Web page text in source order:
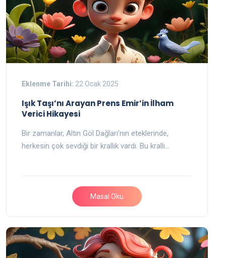
Eklenme Tarihi: 22 Ocak 2025
Işık Taşı’nı Arayan Prens Emir’in İlham
Verici Hikayesi
Bir zamanlar, Altın Göl Dağları’nın eteklerinde,
herkesin çok sevdiği bir krallık vardı. Bu krallı…
Masal Oku